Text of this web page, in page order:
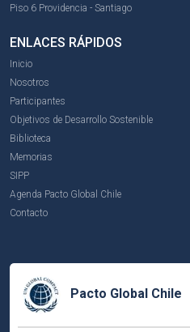
Piso 6 Providencia - Santiago
ENLACES RÁPIDOS
Inicio
Nosotros
Participantes
Objetivos de Desarrollo Sostenible
Biblioteca
Memorias
SIPP
Agenda Pacto Global Chile
Contacto
Pacto Global Chile